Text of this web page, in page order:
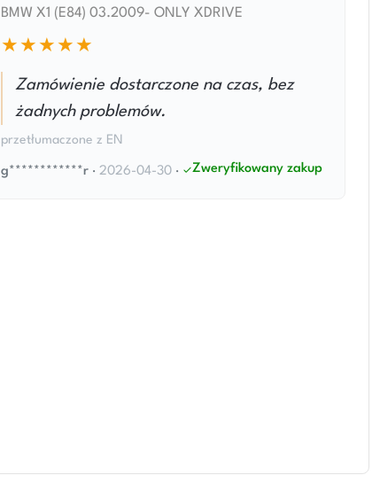
BMW X1 (E84) 03.2009- ONLY XDRIVE
★★★★★
Zamówienie dostarczone na czas, bez
żadnych problemów.
przetłumaczone z EN
g************r· 2026-04-30· Zweryfikowany zakup